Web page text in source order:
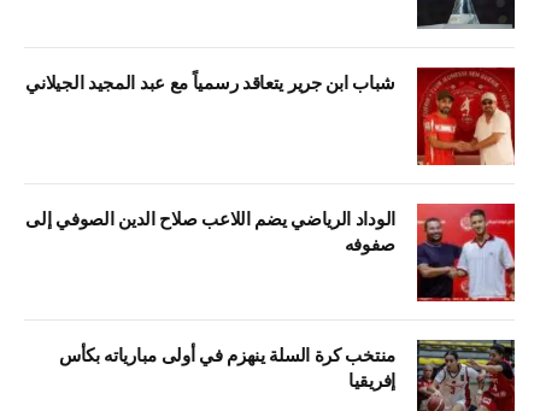
شباب ابن جرير يتعاقد رسمياً مع عبد المجيد الجيلاني
الوداد الرياضي يضم اللاعب صلاح الدين الصوفي إلى
صفوفه
منتخب كرة السلة ينهزم في أولى مبارياته بكأس
إفريقيا